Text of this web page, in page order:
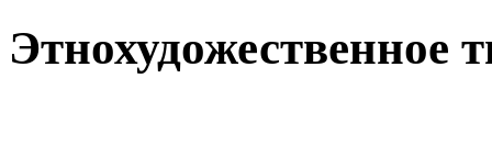
Этнохудожественное